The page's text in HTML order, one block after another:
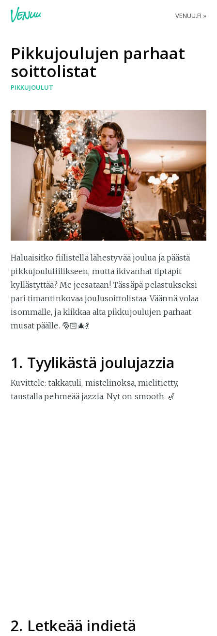
VENUU.FI
Pikkujoulujen parhaat
soittolistat
PIKKUJOULUT
Haluaisitko fiilistellä lähestyvää joulua ja päästä
pikkujoulufiilikseen, mutta ikivanhat tiptapit
kyllästyttää? Me jeesataan! Tässäpä pelastukseksi
pari timantinkovaa joulusoittolistaa. Väännä volaa
isommalle, ja klikkaa alta pikkujoulujen parhaat
musat päälle. 🎅🏻🎄💃
1. Tyylikästä joulujazzia
Kuvittele: takkatuli, mistelinoksa, mielitietty,
taustalla pehmeää jazzia. Nyt on smooth. 🎷
2. Letkeää indietä